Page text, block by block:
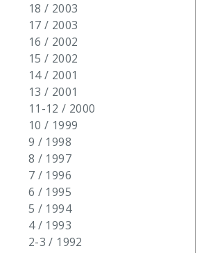
18 / 2003
17 / 2003
16 / 2002
15 / 2002
14 / 2001
13 / 2001
11-12 / 2000
10 / 1999
9 / 1998
8 / 1997
7 / 1996
6 / 1995
5 / 1994
4 / 1993
2-3 / 1992